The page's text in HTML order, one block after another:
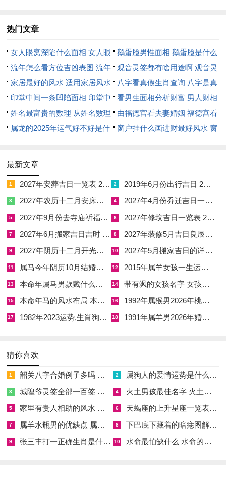
司命值日，五合、生气等吉神汇聚。
司命为北斗七星之首。主掌人间寿夭福禄；五合主阴阳与合，情
感交融；生气则如春日萌动，生机勃勃。若新人八字喜水木，则
此日乃良辰；然若八字忌水，则恐水泛木浮，婚姻缺乏稳固根
基，此日冲猴煞北，生肖属猴者忌用。
4月25日，农历三月初九，星期六。此日干支为丁卯；丁火烛
照，卯木为花草之木，木火通明，有文明之象，月令壬辰之水虽
润木，然丁卯自生火势，需观八字之喜忌而定取舍，在神煞配置
上此日虽逢周堂值日，却得天喜、福德等吉神拱照，天喜主姻缘
喜事，福德为福禄寿三星之一，主家宅兴旺。
然此日冲猪煞东，生肖属猪者忌用，婚房勿置东方。吉时取午时
或未时，若八字喜木火，此日大吉；若忌火者，则恐火炎伤金，
婚后多有财务纠纷。
除上述四日之外，本月尚有4月5日、11日、15日、17日、20
日、23日、27日、29日等黄道吉日。4月5日为不将日，又逢月
者慎用，4月11日逢天赦，主消灾解厄，然冲鸡煞西，属鸡者忌
用；4月17日为辛酉日，辛金坐酉金，金气纯粹，然逢天刑凶
煞，主阻滞纠缠，须以吉时破局。
4月20日为谷雨节气，寒潮渐退，气温回升，万物复苏，正是嫁
然冲鼠煞北，属鼠者慎用。4月29日逢司命，主福禄绵长，然冲
热门文章
女人眼窝深陷什么面相 女人眼
窝深陷是短命相吗
鹅蛋脸男性面相 鹅蛋脸是什么
脸型男性
流年怎么看方位吉凶表图 流年
位置怎么看
观音灵签都有啥用途啊 观音灵
签全部签签词
家居最好的风水 适用家居风水
八字看真假生肖查询 八字是真
还是假
印堂中间一条凹陷面相 印堂中
间有条线沟好不好
看男生面相分析财富 男人财相
从哪里看
姓名最富贵的数理 从姓名数理
看富豪
由福德宫看夫妻婚姻 福德宫看
配偶生肖
属龙的2025年运气好不好是什
2025年属龙人的全年运势
窗户挂什么画进财最好风水 窗
最新文章
1 2027年安葬吉日一览表 2027年12月安葬吉日一览表 2 2019年6月份出行吉日 2027年6月出行吉日一览表
3 2027年农历十二月安床吉日 2027年正月安床吉日吉时查询 4 2027年4月份乔迁吉日一览表 2027年4月乔迁吉日吉时查询
5 2027年9月份去寺庙祈福的日子 2027年5月去寺庙吉日一览表 6 2027年修坟吉日一览表 2027年农历2月修坟吉日一览表
7 2027年6月搬家吉日吉时 2027年农历6月搬家吉日一览表 8 2027年装修5月吉日良辰查询表 2027年农历5月装修吉日一览表
9 2027年阴历十二月开光吉日 2027年12月开光吉日一览表 10 2027年5月搬家吉日的详细解释 2027年5月搬家吉日吉时查询
11 属马今年阴历10月结婚好吗 属马还有几年本命年结婚呢好吗 12 2015年属羊女孩一生运势 2015年属羊女2026年健康运好吗
13 本命年属马男款戴什么财神 本命年属马男士戴什么好一点 14 带有飒的女孩名字 女孩取名字带飒字有什么名字好听
15 本命年马的风水布局 本命年马的佛像怎么摆放 16 1992年属猴男2026年桃花运 1992年属猴男2026年感情运如何
17 1982年2023运势,生肖狗1982年2023运势 18 1991年属羊男2026年婚姻运势 1991年属羊男2026年感情运如何
猜你喜欢
1 韶关八字合婚例子多吗 韶关八字测风水 2 属狗人的爱情运势是什么意思 属狗的人爱情观
3 城隍爷灵签全部一百签 城隍爷灵签解签大全 4 火土男孩最佳名字 火土属性的字男孩名字有哪些
5 家里有贵人相助的风水 家里有贵人是什么意思 6 天蝎座的上升星座一览表 天蝎座的上升星座查询
7 属羊水瓶男的优缺点 属羊水瓶座男生性格爱情观 8 下巴底下藏着的暗痣图解 下巴尖底下有痣代表什么
9 张三丰打一正确生肖是什么意思 张三丰是指什么生肖 10 水命最怕缺什么 水命的人忌什么